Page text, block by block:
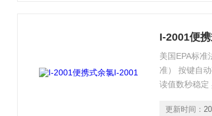
I-2001便
美国EPA标准
准） 按键自
读值数秒稳定
更新时间：